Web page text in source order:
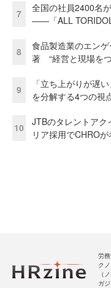
7
全国の社員2400名
――「ALL
8
食品製造業のエン
著 “経営と現場を
9
「立ち上がりが遅
を分解する4つの視
10
JTBのタレントア
リア採用でCHRO
労
ク
（
ガジ